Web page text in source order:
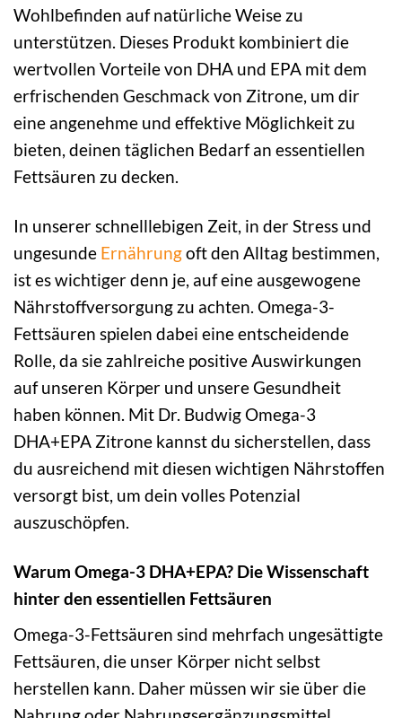
Wohlbefinden auf natürliche Weise zu
unterstützen. Dieses Produkt kombiniert die
wertvollen Vorteile von DHA und EPA mit dem
erfrischenden Geschmack von Zitrone, um dir
eine angenehme und effektive Möglichkeit zu
bieten, deinen täglichen Bedarf an essentiellen
Fettsäuren zu decken.
In unserer schnelllebigen Zeit, in der Stress und
ungesunde Ernährungoft den Alltag bestimmen,
ist es wichtiger denn je, auf eine ausgewogene
Nährstoffversorgung zu achten. Omega-3-
Fettsäuren spielen dabei eine entscheidende
Rolle, da sie zahlreiche positive Auswirkungen
auf unseren Körper und unsere Gesundheit
haben können. Mit Dr. Budwig Omega-3
DHA+EPA Zitrone kannst du sicherstellen, dass
du ausreichend mit diesen wichtigen Nährstoffen
versorgt bist, um dein volles Potenzial
auszuschöpfen.
Warum Omega-3 DHA+EPA? Die Wissenschaft
hinter den essentiellen Fettsäuren
Omega-3-Fettsäuren sind mehrfach ungesättigte
Fettsäuren, die unser Körper nicht selbst
herstellen kann. Daher müssen wir sie über die